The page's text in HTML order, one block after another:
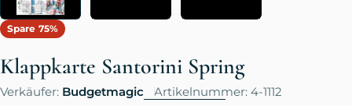
Spare 75%
Klappkarte Santorini Spring
Verkäufer: Budgetmagic Artikelnummer: 4-1112